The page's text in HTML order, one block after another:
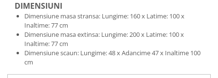
DIMENSIUNI
Dimensiune masa stransa: Lungime: 160 x Latime: 100 x
Inaltime: 77 cm
Dimensiune masa extinsa: Lungime: 200 x Latime: 100 x
Inaltime: 77 cm
Dimensiune scaun: Lungime: 48 x Adancime 47 x Inaltime 100
cm